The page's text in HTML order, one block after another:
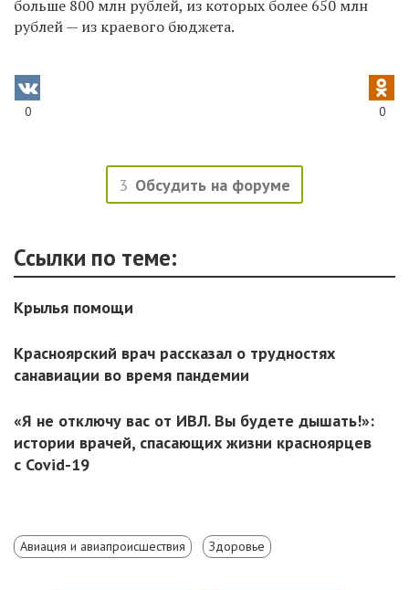
больше 800 млн рублей, из которых более 650 млн
рублей — из краевого бюджета.
0 0
3 Обсудить на форуме
Ссылки по теме:
Крылья помощи
Красноярский врач рассказал о трудностях
санавиации во время пандемии
«Я не отключу вас от ИВЛ. Вы будете дышать!»:
истории врачей, спасающих жизни красноярцев
с Covid-19
Авиация и авиапроисшествия Здоровье